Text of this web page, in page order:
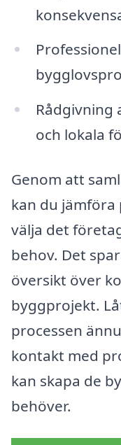
Rådgivning
och lokala
Genom att
kan du
välja det
behov. Det
översikt över
byggprojekt.
processen
kontakt med
kan skapa de
behöver.